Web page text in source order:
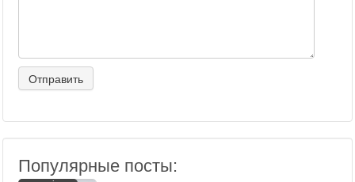
Популярные посты: